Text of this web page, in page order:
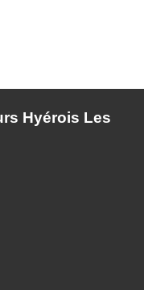
Hyérois Les